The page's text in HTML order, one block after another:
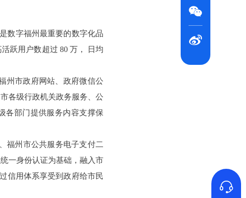
数字福州最重要的数字化品
跃用户数超过 80 万， 日均
州市政府网站、政府微信公
各级行政机关政务服务、公
各部门提供服务内容支撑保
福州市公共服务电子支付二
一身份认证为基础，融入市
信用体系享受到政府给市民


